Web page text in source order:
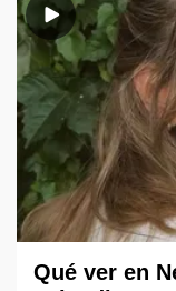
Qué ver en